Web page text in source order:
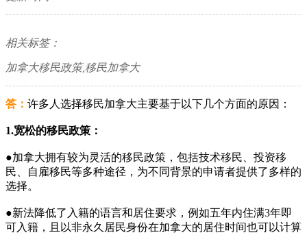
相关标签：
加拿大移民政策,移民加拿大
答： 许多人选择移民加拿大主要基于以下几个方面的原因：
1.宽松的移民政策：
●加拿大拥有较为灵活的移民政策，包括技术移民、投资移
民、自雇移民等多种途径，为不同背景的申请者提供了多样的
选择。
●新法降低了入籍的语言和居住要求，例如五年内住满3年即
可入籍，且以非永久居民身份在加拿大的居住时间也可以计算